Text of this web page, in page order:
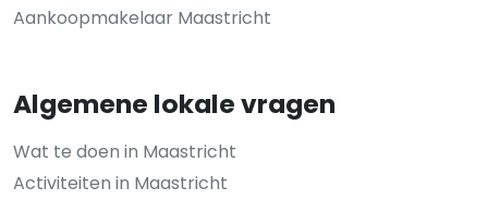
Aankoopmakelaar Maastricht
Algemene lokale vragen
Wat te doen in Maastricht
Activiteiten in Maastricht